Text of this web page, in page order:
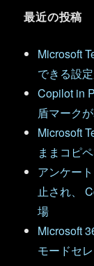
最近の投稿
Microsoft
できる設
Copilot in
盾マーク
Microsoft
ままコピ
アンケー
止され、
場
Microsoft
モードセ